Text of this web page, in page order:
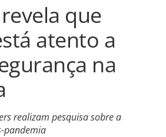
que
atento a
na
realizam pesquisa sobre a
pandemia